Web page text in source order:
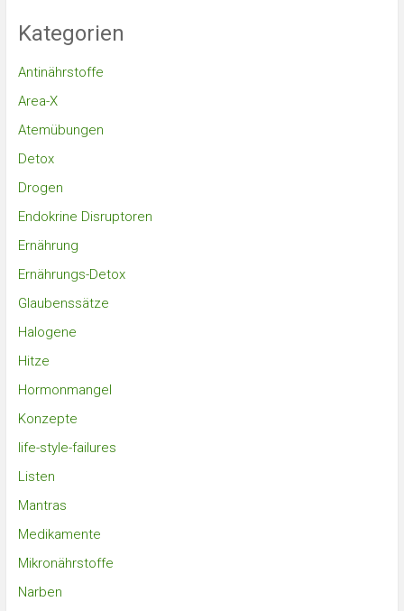
Kategorien
Antinährstoffe
Area-X
Atemübungen
Detox
Drogen
Endokrine Disruptoren
Ernährung
Ernährungs-Detox
Glaubenssätze
Halogene
Hitze
Hormonmangel
Konzepte
life-style-failures
Listen
Mantras
Medikamente
Mikronährstoffe
Narben